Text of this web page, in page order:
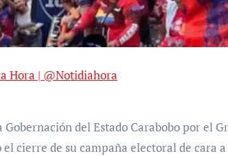
Hora | @Notidiahora
cierre de su campaña electoral de cara